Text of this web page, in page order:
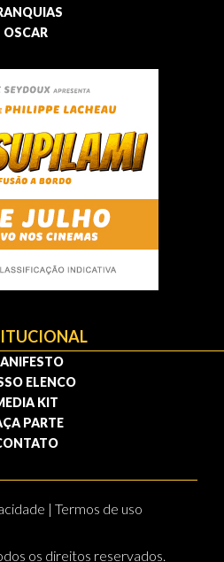
OSCAR
ELENCO
KIT
PARTE
| Termos de uso
os direitos reservados.